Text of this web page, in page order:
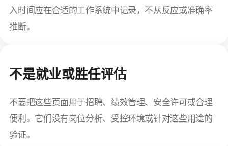
入时间应在合适的工作系统中记录，不从反应或准确率
推断。
不是就业或胜任评估
不要把这些页面用于招聘、绩效管理、安全许可或合理
便利。它们没有岗位分析、受控环境或针对这些用途的
验证。